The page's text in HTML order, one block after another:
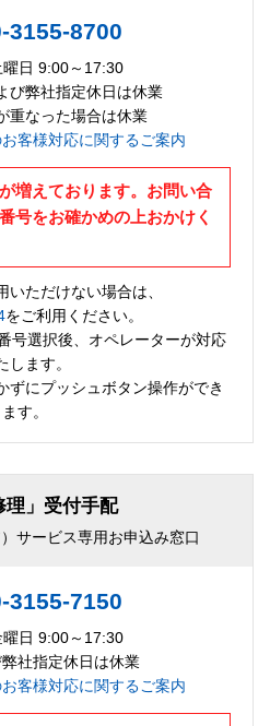
3155-8700
曜日 9:00～17:30
び弊社指定休日は休業
重なった場合は休業
客様対応に関するご案内
増えております。お問い合
号をお確かめの上おかけく
いただけない場合は、
をご利用ください。
号選択後、オペレーターが対応
します。
ずにプッシュボタン操作ができ
ます。
理」受付手配
サービス専用お申込み窓口
3155-7150
曜日 9:00～17:30
社指定休日は休業
客様対応に関するご案内